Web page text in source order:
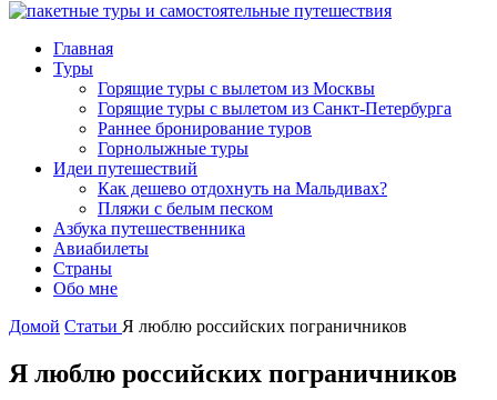
Главная
Туры
Горящие туры с вылетом из Москвы
Горящие туры с вылетом из Санкт-Петербурга
Раннее бронирование туров
Горнолыжные туры
Идеи путешествий
Как дешево отдохнуть на Мальдивах?
Пляжи с белым песком
Азбука путешественника
Авиабилеты
Страны
Обо мне
Домой Статьи Я люблю российских пограничников
Я люблю российских пограничников